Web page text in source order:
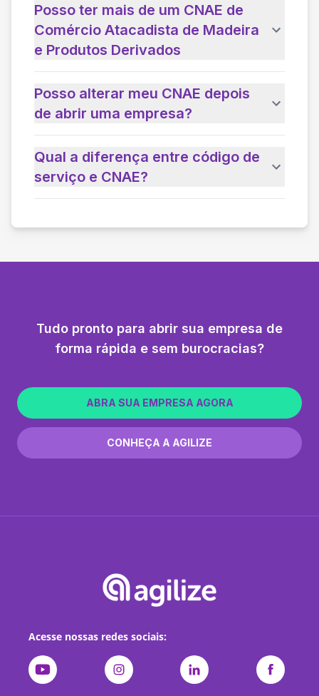
Posso ter mais de um CNAE de
Comércio Atacadista de Madeira
e Produtos Derivados
Posso alterar meu CNAE depois
de abrir uma empresa?
Qual a diferença entre código de
serviço e CNAE?
Tudo pronto para abrir sua empresa de
forma rápida e sem burocracias?
ABRA SUA EMPRESA AGORA
CONHEÇA A AGILIZE
Acesse nossas redes sociais: